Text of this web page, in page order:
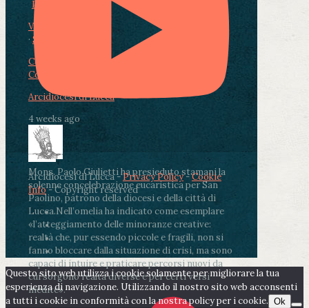
Photo
View on Facebook
· Share
Condividi su Facebook
Condividi su LinkedIn
Arcidiocesi di Lucca
4 weeks ago
Mons. Paolo Giulietti ha presieduto stamani la
solenne concelebrazione eucaristica per San
Paolino, patrono della diocesi e della città di
Lucca.Nell’omelia ha indicato come esemplare
«l’atteggiamento delle minoranze creative:
realtà che, pur essendo piccole e fragili, non si
fanno bloccare dalla situazione di crisi, ma sono
capaci di intuire e praticare percorsi nuovi da
cui sorgono realtà diverse e per certi versi
inedite».
Arcidiocesi di Lucca -Privacy Policy-Cookie
Info- Copyright reserved
Questo sito web utilizza i cookie solamente per migliorare la tua
esperienza di navigazione. Utilizzando il nostro sito web acconsenti
a tutti i cookie in conformità con la nostra policy per i cookie. Ok